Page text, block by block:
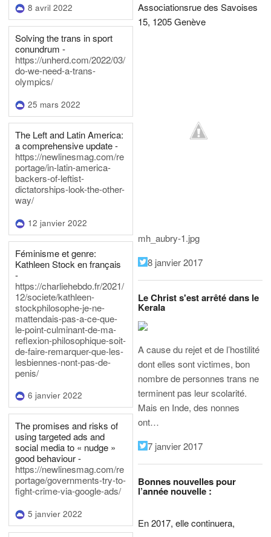
8 avril 2022
Solving the trans in sport
conundrum -
https://unherd.com/2022/03/
do-we-need-a-trans-
olympics/
25 mars 2022
The Left and Latin America:
a comprehensive update -
https://newlinesmag.com/re
portage/in-latin-america-
backers-of-leftist-
dictatorships-look-the-other-
way/
12 janvier 2022
Féminisme et genre:
Kathleen Stock en français
-
https://charliehebdo.fr/2021/
12/societe/kathleen-
stockphilosophe-je-ne-
mattendais-pas-a-ce-que-
le-point-culminant-de-ma-
reflexion-philosophique-soit-
de-faire-remarquer-que-les-
lesbiennes-nont-pas-de-
penis/
6 janvier 2022
The promises and risks of
using targeted ads and
social media to « nudge »
good behaviour -
https://newlinesmag.com/re
portage/governments-try-to-
fight-crime-via-google-ads/
5 janvier 2022
Associationsrue des Savoises
15, 1205 Genève
mh_aubry-1.jpg
8 janvier 2017
Le Christ s'est arrêté dans le
Kerala
A cause du rejet et de l’hostilité
dont elles sont victimes, bon
nombre de personnes trans ne
terminent pas leur scolarité.
Mais en Inde, des nonnes
ont…
7 janvier 2017
Bonnes nouvelles pour
l’année nouvelle :
En 2017, elle continuera,